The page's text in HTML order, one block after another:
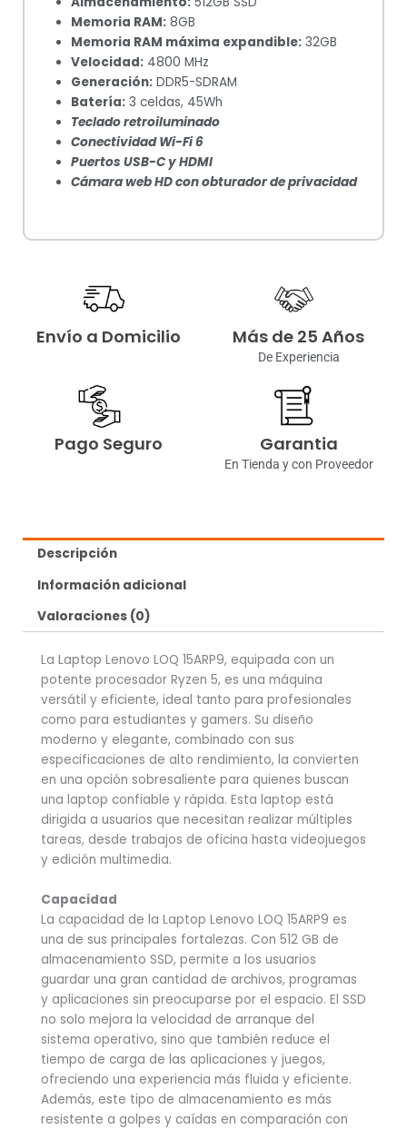
Memoria RAM: 8GB
Memoria RAM máxima expandible: 32GB
Velocidad: 4800 MHz
Generación: DDR5-SDRAM
Batería: 3 celdas, 45Wh
Teclado retroiluminado
Conectividad Wi-Fi 6
Puertos USB-C y HDMI
Cámara web HD con obturador de privacidad
Envío a Domicilio Más de 25 Años
De Experiencia
Pago Seguro Garantia
En Tienda y con Proveedor
Descripción
Información adicional
Valoraciones (0)
La Laptop Lenovo LOQ 15ARP9, equipada con un
potente procesador Ryzen 5, es una máquina
versátil y eficiente, ideal tanto para profesionales
como para estudiantes y gamers. Su diseño
moderno y elegante, combinado con sus
especificaciones de alto rendimiento, la convierten
en una opción sobresaliente para quienes buscan
una laptop confiable y rápida. Esta laptop está
dirigida a usuarios que necesitan realizar múltiples
tareas, desde trabajos de oficina hasta videojuegos
y edición multimedia.
Capacidad
La capacidad de la Laptop Lenovo LOQ 15ARP9 es
una de sus principales fortalezas. Con 512 GB de
almacenamiento SSD, permite a los usuarios
guardar una gran cantidad de archivos, programas
y aplicaciones sin preocuparse por el espacio. El SSD
no solo mejora la velocidad de arranque del
sistema operativo, sino que también reduce el
tiempo de carga de las aplicaciones y juegos,
ofreciendo una experiencia más fluida y eficiente.
Además, este tipo de almacenamiento es más
resistente a golpes y caídas en comparación con